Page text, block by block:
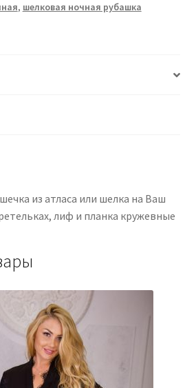
, шелковая ночная рубашка
из атласа или шелка на Ваш
лиф и планка кружевные